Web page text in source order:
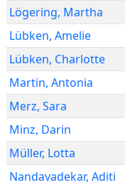
Lögering, Martha
Lübken, Amelie
Lübken, Charlotte
Martin, Antonia
Merz, Sara
Minz, Darin
Müller, Lotta
Nandavadekar, Aditi